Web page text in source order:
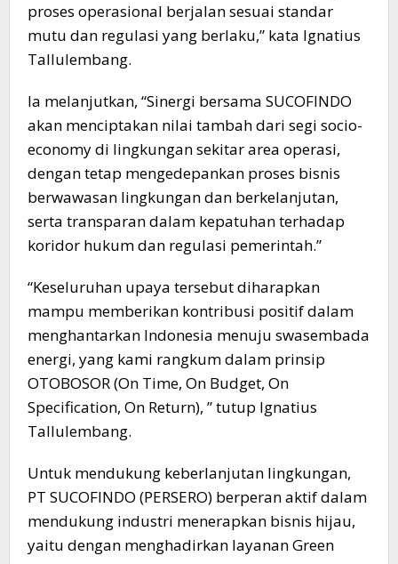
proses operasional berjalan sesuai standar
mutu dan regulasi yang berlaku,” kata Ignatius
Tallulembang.
Ia melanjutkan, “Sinergi bersama SUCOFINDO
akan menciptakan nilai tambah dari segi socio-
economy di lingkungan sekitar area operasi,
dengan tetap mengedepankan proses bisnis
berwawasan lingkungan dan berkelanjutan,
serta transparan dalam kepatuhan terhadap
koridor hukum dan regulasi pemerintah.”
“Keseluruhan upaya tersebut diharapkan
mampu memberikan kontribusi positif dalam
menghantarkan Indonesia menuju swasembada
energi, yang kami rangkum dalam prinsip
OTOBOSOR (On Time, On Budget, On
Specification, On Return), ” tutup Ignatius
Tallulembang.
Untuk mendukung keberlanjutan lingkungan,
PT SUCOFINDO (PERSERO) berperan aktif dalam
mendukung industri menerapkan bisnis hijau,
yaitu dengan menghadirkan layanan Green